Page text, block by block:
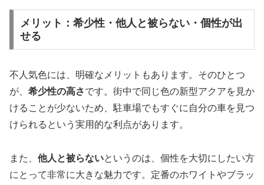
メリット：希少性・他人と被らない・個性が出
せる
不人気色には、明確なメリットもあります。そのひとつ
が、 希少性の高さです。街中で同じ色の新型アクアを見か
けることが少ないため、駐車場でもすぐに自分の車を見つ
けられるという実用的な利点があります。
また、 他人と被らないというのは、個性を大切にしたい方
にとって非常に大きな魅力です。定番のホワイトやブラッ